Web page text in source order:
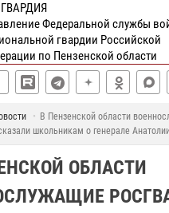
Федеральной службы
гвардии Российской
по Пензенской области
В Пензенской области
школьникам о генерале
ОБЛАСТИ